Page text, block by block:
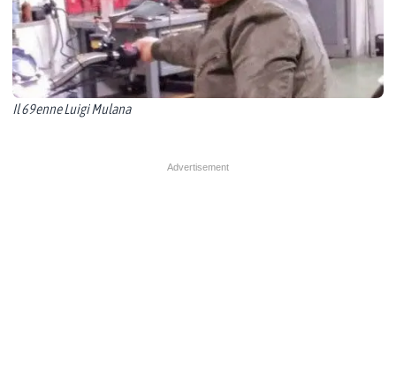
Il 69enne Luigi Mulana